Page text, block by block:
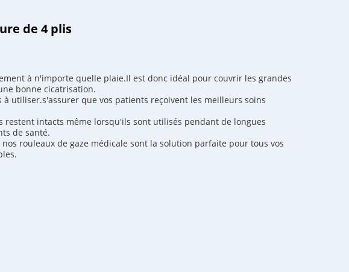
de 4 plis
à n'importe quelle plaie.Il est donc idéal pour couvrir les grandes
bonne cicatrisation.
utiliser.s'assurer que vos patients reçoivent les meilleurs soins
intacts même lorsqu'ils sont utilisés pendant de longues
de santé.
rouleaux de gaze médicale sont la solution parfaite pour tous vos